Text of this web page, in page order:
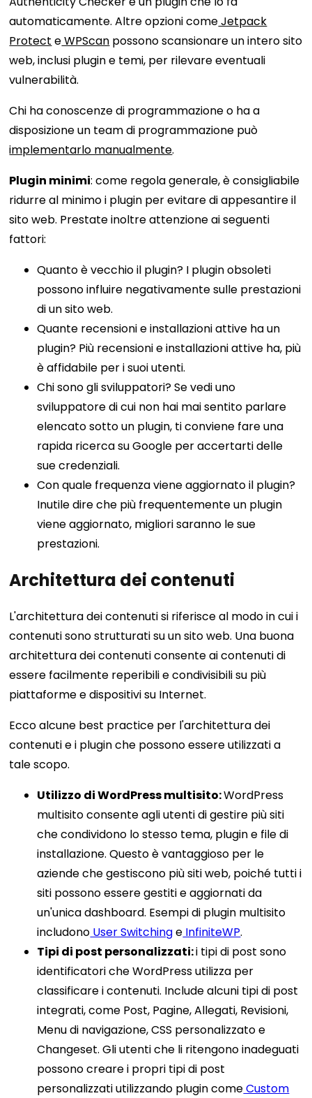
automaticamente. Altre opzioni comeJetpack
Protect eWPScan possono scansionare un intero sito
web, inclusi plugin e temi, per rilevare eventuali
vulnerabilità.
Chi ha conoscenze di programmazione o ha a
disposizione un team di programmazione può
implementarlo manualmente.
Plugin minimi: come regola generale, è consigliabile
ridurre al minimo i plugin per evitare di appesantire il
sito web. Prestate inoltre attenzione ai seguenti
fattori:
Quanto è vecchio il plugin? I plugin obsoleti
possono influire negativamente sulle prestazioni
di un sito web.
Quante recensioni e installazioni attive ha un
plugin? Più recensioni e installazioni attive ha, più
è affidabile per i suoi utenti.
Chi sono gli sviluppatori? Se vedi uno
sviluppatore di cui non hai mai sentito parlare
elencato sotto un plugin, ti conviene fare una
rapida ricerca su Google per accertarti delle
sue credenziali.
Con quale frequenza viene aggiornato il plugin?
Inutile dire che più frequentemente un plugin
viene aggiornato, migliori saranno le sue
prestazioni.
Architettura dei contenuti
L'architettura dei contenuti si riferisce al modo in cui i
contenuti sono strutturati su un sito web. Una buona
architettura dei contenuti consente ai contenuti di
essere facilmente reperibili e condivisibili su più
piattaforme e dispositivi su Internet.
Ecco alcune best practice per l'architettura dei
contenuti e i plugin che possono essere utilizzati a
tale scopo.
Utilizzo di WordPress multisito:WordPress
multisito consente agli utenti di gestire più siti
che condividono lo stesso tema, plugin e file di
installazione. Questo è vantaggioso per le
aziende che gestiscono più siti web, poiché tutti i
siti possono essere gestiti e aggiornati da
un'unica dashboard. Esempi di plugin multisito
includono User Switchinge InfiniteWP.
Tipi di post personalizzati:i tipi di post sono
identificatori che WordPress utilizza per
classificare i contenuti. Include alcuni tipi di post
integrati, come Post, Pagine, Allegati, Revisioni,
Menu di navigazione, CSS personalizzato e
Changeset. Gli utenti che li ritengono inadeguati
possono creare i propri tipi di post
personalizzati utilizzando plugin comeCustom